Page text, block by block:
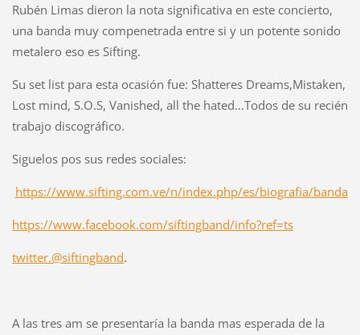
Rubén Limas dieron la nota significativa en este concierto,
una banda muy compenetrada entre si y un potente sonido
metalero eso es Sifting.
Su set list para esta ocasión fue: Shatteres Dreams,Mistaken,
Lost mind, S.O.S, Vanished, all the hated…Todos de su recién
trabajo discográfico.
Siguelos pos sus redes sociales:
https://www.sifting.com.ve/n/index.php/es/biografia/banda
https://www.facebook.com/siftingband/info?ref=ts
twitter.@siftingband.
A las tres am se presentaría la banda mas esperada de la